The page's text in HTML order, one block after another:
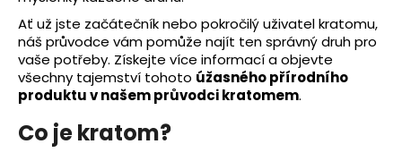
Ať už jste začátečník nebo pokročilý uživatel kratomu,
náš průvodce vám pomůže najít ten správný druh pro
vaše potřeby. Získejte více informací a objevte
všechny tajemství tohoto úžasného přírodního
produktu v našem průvodci kratomem.
Co je kratom?
t
?